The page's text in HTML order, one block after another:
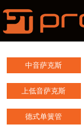
中音萨克斯
上低音萨克斯
德式单簧管